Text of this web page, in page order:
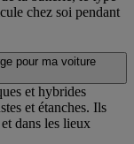
chez soi pendant
pour ma voiture
et hybrides
et étanches. Ils
dans les lieux